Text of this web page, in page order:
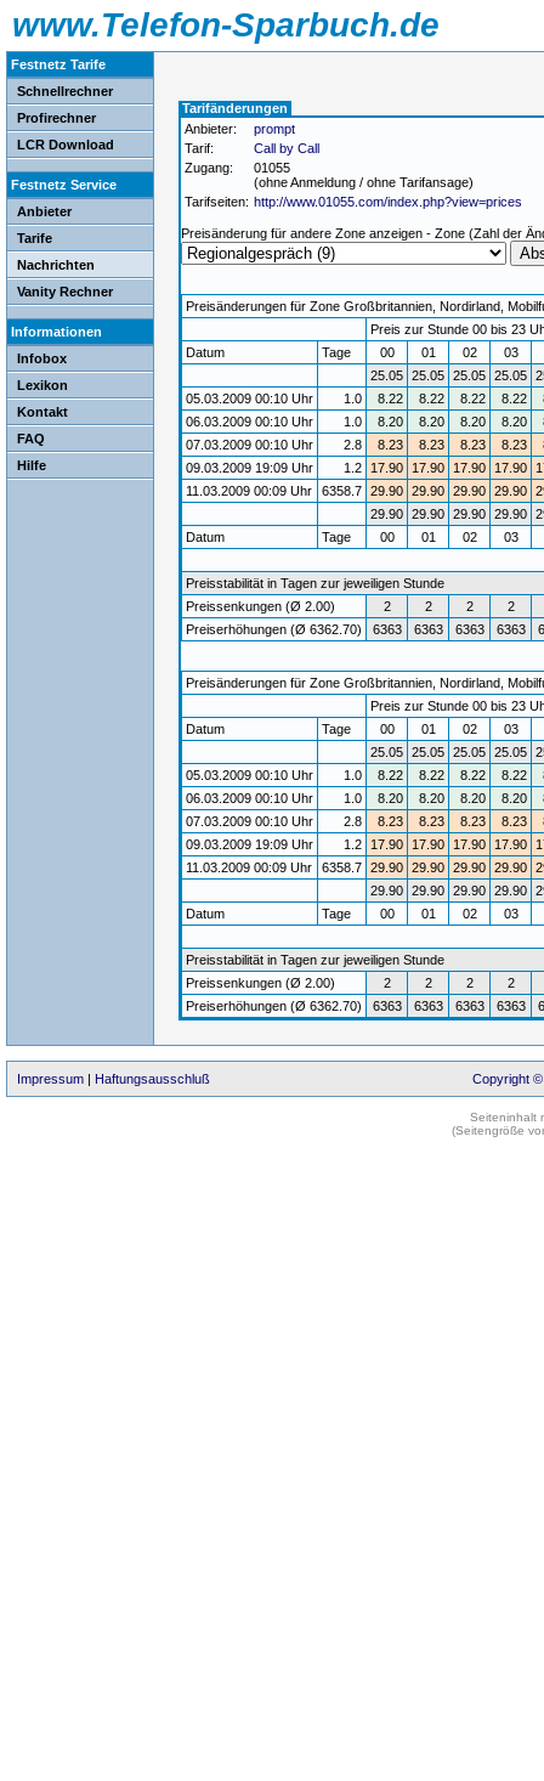
www.Telefon-Sparbuch.de
Festnetz Tarife
Schnellrechner
Profirechner
LCR Download
Festnetz Service
Anbieter
Tarife
Nachrichten
Vanity Rechner
Informationen
Infobox
Lexikon
Kontakt
FAQ
Hilfe
Tarifänderungen
Anbieter:
prompt
Tarif:
Call by Call
Zugang:
01055
(ohne Anmeldung / ohne Tarifansage)
Tarifseiten: http://www.01055.com/index.php?view=prices
Preisänderung für andere Zone anzeigen - Zone (Zahl der
Preisänderungen für Zone Großbritannien, Nordirland,
Preis zur Stunde 00 bis 23
Datum
Tage 00 01 02 03
25.05 25.05 25.05 25.05
05.03.2009 00:10 Uhr
1.0 8.22 8.22 8.22 8.22
06.03.2009 00:10 Uhr
1.0 8.20 8.20 8.20 8.20
07.03.2009 00:10 Uhr
2.8 8.23 8.23 8.23 8.23
09.03.2009 19:09 Uhr
1.2 17.90 17.90 17.90 17.90
11.03.2009 00:09 Uhr
6358.7 29.90 29.90 29.90 29.90
29.90 29.90 29.90 29.90
Datum
Tage 00 01 02 03
Preisstabilität in Tagen zur jeweiligen Stunde
Preissenkungen (Ø 2.00)
2 2 2
2
Preiserhöhungen (Ø 6362.70)
6363 6363 6363 6363
Preisänderungen für Zone Großbritannien, Nordirland,
Preis zur Stunde 00 bis 23
Datum
Tage 00 01 02 03
25.05 25.05 25.05 25.05
05.03.2009 00:10 Uhr
1.0 8.22 8.22 8.22 8.22
06.03.2009 00:10 Uhr
1.0 8.20 8.20 8.20 8.20
07.03.2009 00:10 Uhr
2.8 8.23 8.23 8.23 8.23
09.03.2009 19:09 Uhr
1.2 17.90 17.90 17.90 17.90
11.03.2009 00:09 Uhr
6358.7 29.90 29.90 29.90 29.90
29.90 29.90 29.90 29.90
Datum
Tage 00 01 02 03
Preisstabilität in Tagen zur jeweiligen Stunde
Preissenkungen (Ø 2.00)
2 2 2
2
Preiserhöhungen (Ø 6362.70)
6363 6363 6363 6363
Impressum | Haftungsausschluß Copyright ©
Seiteninhalt
(Seitengröße